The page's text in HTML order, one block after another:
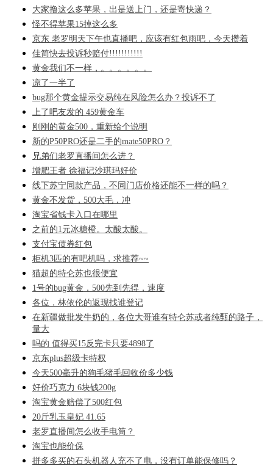
大家撸这么多苹果，出是送上门，还是寄快递？
怪不得苹果15掉这么多
京东 老罗明天下午也直播吧，应该有红包雨吧，今天攒着
佳简快去投诉秒赔付!!!!!!!!!!!
黄金我们不一样，。。。。。。
凉了一半了
bug那个黄金提示交易纯在风险怎么办？投诉不了
上了吧友发的 459黄金车
刚刚的黄金500，重新给个说明
新的P50PRO还是二手的mate50PRO？
兄弟们老罗直播间怎么进？
增肥王者 徐福记沙琪玛好价
线下苏宁同款产品，不同门店价格还能不一样的吗？
黄金不发货，500大毛，冲
淘宝省钱卡入口在哪里
之前的1元冰糖橙。太酸太酸。
支付宝债券红包
柜机3匹的有吧机吗，求推荐~~
猫超的特仑苏也很便宜
1号的bug黄金，500先到先得，速度
各位，林依伦的返现找谁登记
在新疆做批发牛奶的，各位大哥谁有特仑苏或者纯甄的路子，
量大
吗的 值得买15反完卡只要4898了
京东plus超级卡特权
今天500毫升的狗毛猪毛回收价多少钱
好价巧克力 6块钱200g
淘宝黄金赔偿了500红包
20斤乳玉皇妃 41.65
老罗直播间怎么收手电筒？
淘宝也能价保
拼多多买的石头机器人充不了电，没有订单能保修吗？